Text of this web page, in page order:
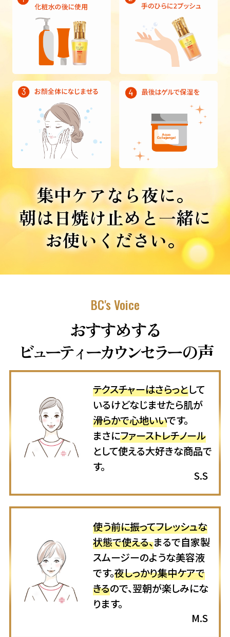
集中ケアなら夜に。
朝は日焼け止めと一緒に
お使いください。
BC's Voice
おすすめする
ビューティーカウンセラーの声
テクスチャーはさらっとして
いるけどなじませたら肌が
滑らかで心地いいです。
まさにファーストレチノール
として使える大好きな商品で
す。
S.S
使う前に振ってフレッシュな
状態で使える、まるで自家製
スムージーのような美容液
です。夜しっかり集中ケアで
きるので、翌朝が楽しみにな
ります。
M.S